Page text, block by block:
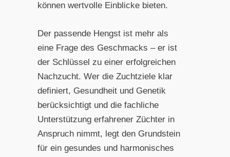
können wertvolle Einblicke bieten.
Der passende Hengst ist mehr als
eine Frage des Geschmacks – er ist
der Schlüssel zu einer erfolgreichen
Nachzucht. Wer die Zuchtziele klar
definiert, Gesundheit und Genetik
berücksichtigt und die fachliche
Unterstützung erfahrener Züchter in
Anspruch nimmt, legt den Grundstein
für ein gesundes und harmonisches